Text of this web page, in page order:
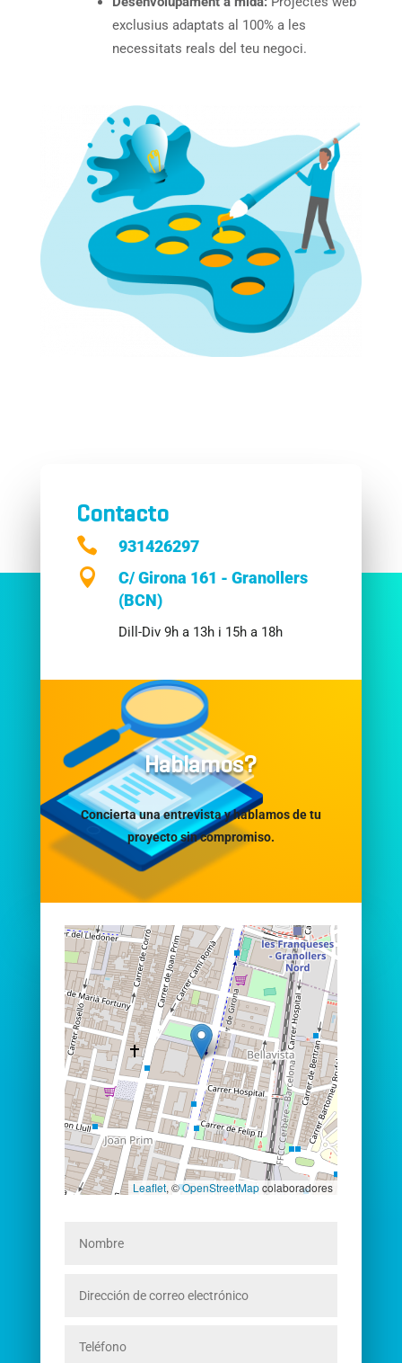
exclusius adaptats al 100% a les
necessitats reals del teu negoci.
Contacto
 931426297

C/ Girona 161 - Granollers
(BCN)
Dill-Div 9h a 13h i 15h a 18h
Hablamos?
Concierta una entrevista y hablamos de tu
proyecto sin compromiso.
Leaflet, ©OpenStreetMapcolaboradores